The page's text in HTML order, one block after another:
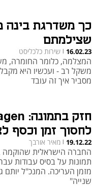
כך משדרגת בינה
שצילמתם
16.02.23
| שירות כלכליסט
המצלמה, כלומר החומרה,
מסביר איך זה עובד
לחסוך זמן וכסף
19.12.22
| מאיר אורבך
מזמן העריכה. המנכ"ל
שנייה"